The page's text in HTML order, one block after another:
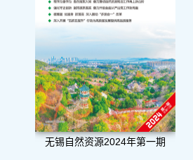
无锡自然资源2024年第一期